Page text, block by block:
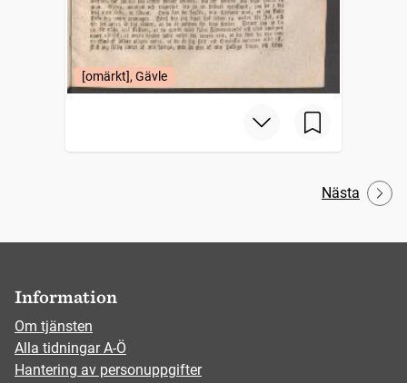
[omärkt], Gävle
Nästa
Information
Om tjänsten
Alla tidningar A-Ö
Hantering av personuppgifter